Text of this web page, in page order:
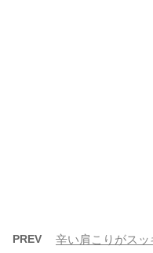
PREV
辛い肩こりがス